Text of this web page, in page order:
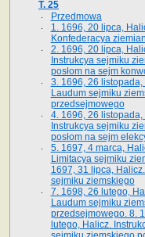
T. 25
Przedmowa
1. 1696, 20 lipca,
Konfederacya
2. 1696, 20 lipca,
Instrukcya sejmiku
posłom na sejm
3. 1696, 26 listopada,
Laudum sejmiku
przedsejmowego
4. 1696, 26 listopada,
Instrukcya sejmiku
posłom na sejm
5. 1697, 4 marca,
Limitacya sejmiku
1697, 31 lipca,
sejmiku ziemskiego
7. 1698, 26 lutego,
Laudum sejmiku
przedsejmowego. 8.
lutego, Halicz.